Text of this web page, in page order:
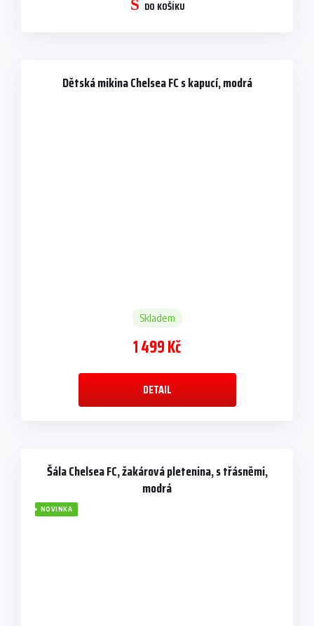
DO KOŠÍKU
Dětská mikina Chelsea FC s kapucí, modrá
Skladem
1 499 Kč
DETAIL
Šála Chelsea FC, žakárová pletenina, s třásněmi,
modrá
NOVINKA